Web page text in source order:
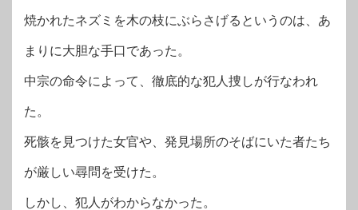
焼かれたネズミを木の枝にぶらさげるというのは、あ
まりに大胆な手口であった。
中宗の命令によって、徹底的な犯人捜しが行なわれ
た。
死骸を見つけた女官や、発見場所のそばにいた者たち
が厳しい尋問を受けた。
しかし、犯人がわからなかった。